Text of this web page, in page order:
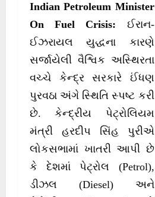
Indian Petroleum Minister
On Fuel Crisis: ઈરાન-
ઈઝરાયલ યુદ્ધના કારણે
સર્જાયેલી વૈશ્વિક અસ્થિરતા
વચ્ચે કેન્દ્ર સરકારે ઈંધણ
પુરવઠા અંગે સ્થિતિ સ્પષ્ટ કરી
છે. કેન્દ્રીય પેટ્રોલિયમ
મંત્રી હરદીપ સિંહ પુરીએ
લોકસભામાં ખાતરી આપી છે
કે દેશમાં પેટ્રોલ (Petrol),
ડીઝલ (Diesel) અને